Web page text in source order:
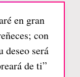
en gran
con
será
de ti”